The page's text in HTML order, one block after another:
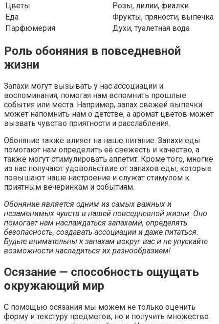
Цветы
Розы, лилии, фиалки
Еда
Фрукты, пряности, выпечка
Парфюмерия
Духи, туалетная вода
Роль обоняния в повседневной
жизни
Запахи могут вызывать у нас ассоциации и
воспоминания, помогая нам вспомнить прошлые
события или места. Например, запах свежей выпечки
может напомнить нам о детстве, а аромат цветов может
вызвать чувство приятности и расслабления.
Обоняние также влияет на наше питание. Запахи еды
помогают нам определить её свежесть и качество, а
также могут стимулировать аппетит. Кроме того, многие
из нас получают удовольствие от запахов еды, которые
повышают наше настроение и служат стимулом к
приятным вечеринкам и событиям.
Обоняние является одним из самых важных и
незаменимых чувств в нашей повседневной жизни. Оно
помогает нам наслаждаться запахами, определять
безопасность, создавать ассоциации и даже питаться.
Будьте внимательны к запахам вокруг вас и не упускайте
возможности насладиться их разнообразием!
Осязание — способность ощущать
окружающий мир
С помощью осязания мы можем не только оценить
форму и текстуру предметов, но и получить множество